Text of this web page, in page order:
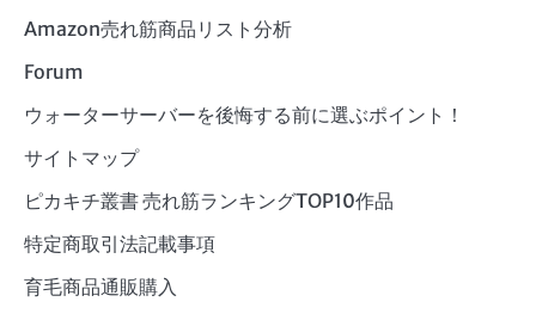
Amazon売れ筋商品リスト分析
Forum
ウォーターサーバーを後悔する前に選ぶポイント！
サイトマップ
ピカキチ叢書 売れ筋ランキングTOP10作品
特定商取引法記載事項
育毛商品通販購入